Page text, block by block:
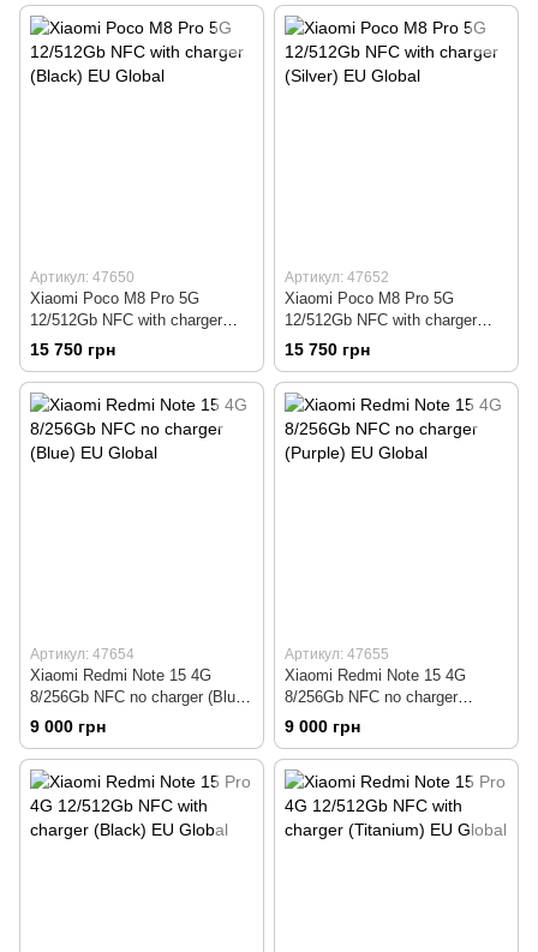
Артикул: 47650
Xiaomi Poco M8 Pro 5G
12/512Gb NFC with charger
(Black) EU Global
15 750 грн
Артикул: 47652
Xiaomi Poco M8 Pro 5G
12/512Gb NFC with charger
(Silver) EU Global
15 750 грн
Артикул: 47654
Xiaomi Redmi Note 15 4G
8/256Gb NFC no charger (Blue)
EU Global
9 000 грн
Артикул: 47655
Xiaomi Redmi Note 15 4G
8/256Gb NFC no charger
(Purple) EU Global
9 000 грн